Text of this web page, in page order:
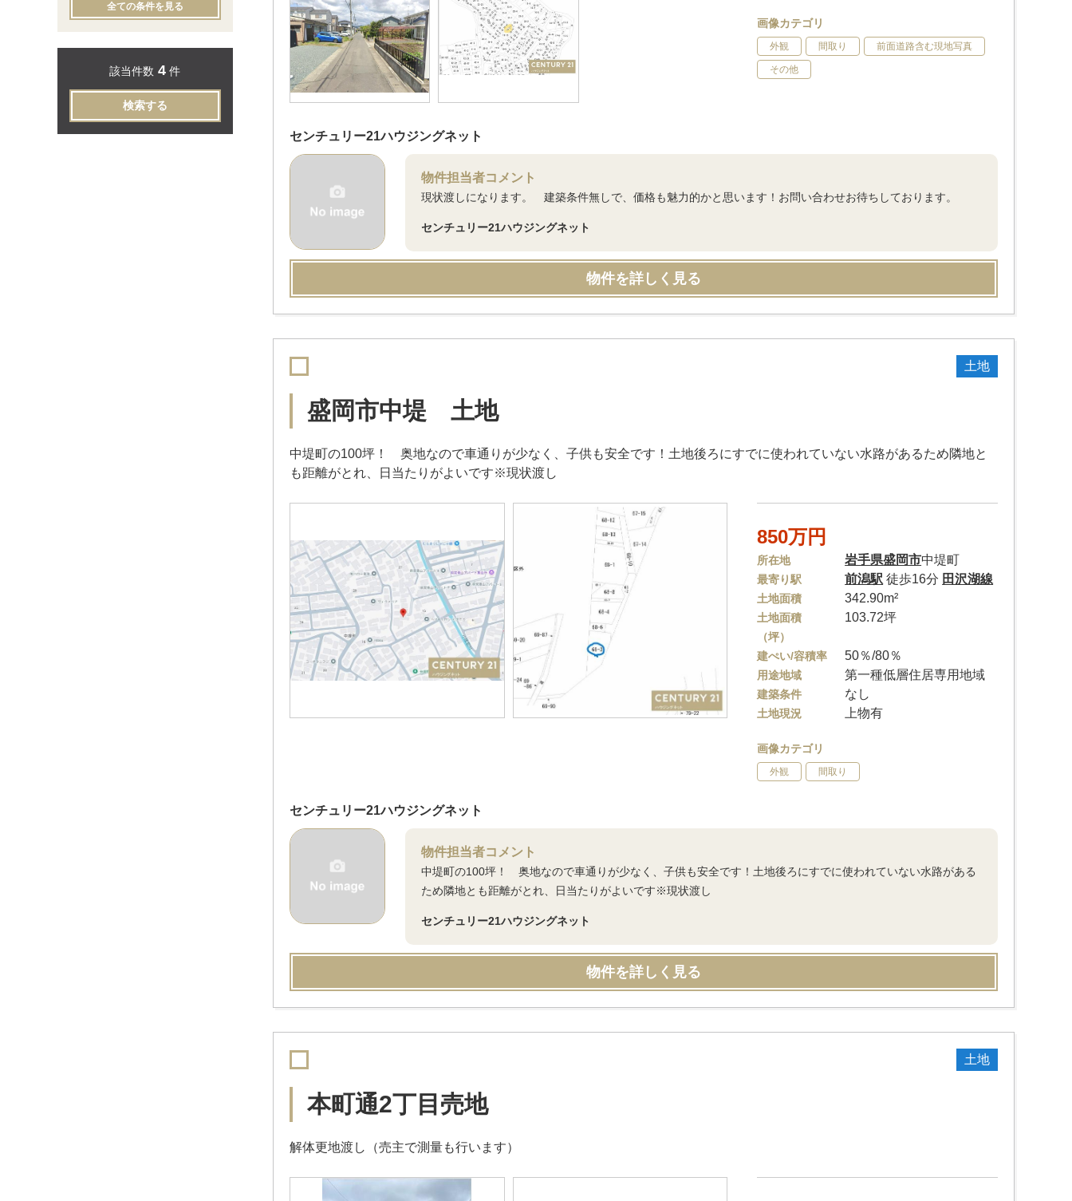
画像カテゴリ
外観 間取り 前面道路含む現地写真
その他
センチュリー21ハウジングネット
物件担当者コメント
現状渡しになります。 建築条件無しで、価格も魅力的かと思います！お問い合わせお待ちしております。
センチュリー21ハウジングネット
物件を詳しく見る
土地
盛岡市中堤 土地
中堤町の100坪！ 奥地なので車通りが少なく、子供も安全です！土地後ろにすでに使われていない水路があるため隣地と
も距離がとれ、日当たりがよいです※現状渡し
850万円
所在地 岩手県盛岡市中堤町
最寄り駅 前潟駅 徒歩16分 田沢湖線
土地面積 342.90m²
土地面積
（坪）
103.72坪
建ぺい/容積率 50％/80％
用途地域 第一種低層住居専用地域
建築条件 なし
土地現況 上物有
画像カテゴリ
外観 間取り
センチュリー21ハウジングネット
物件担当者コメント
中堤町の100坪！ 奥地なので車通りが少なく、子供も安全です！土地後ろにすでに使われていない水路がある
ため隣地とも距離がとれ、日当たりがよいです※現状渡し
センチュリー21ハウジングネット
物件を詳しく見る
土地
本町通2丁目売地
解体更地渡し（売主で測量も行います）
全ての条件を見る
該当件数 4 件
検索する